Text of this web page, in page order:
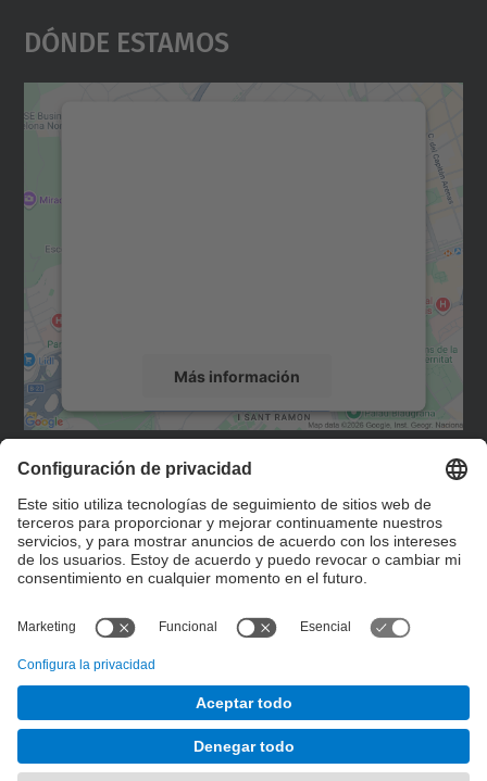
Dónde Estamos
Más información
Aceptar
powered byUsercentrics Consent
Management Platform
Contacto
Formulario de contacto
© UPCDepartment of Computer Science - C. Jordi Girona,
1-3 building OMEGA Ω - 08034 Barcelona email:
cs.usd.utgcntic@upc.edu / usd.utgcntic@upc.edu
Desarrollado con